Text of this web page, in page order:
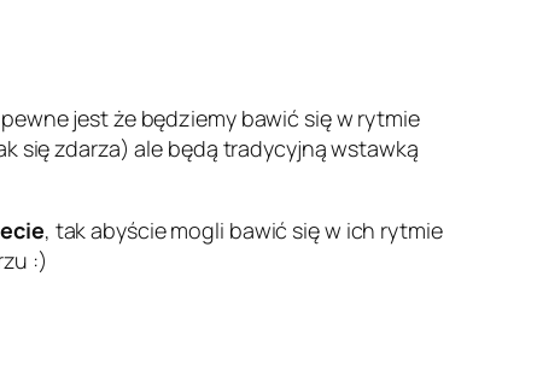
jest że będziemy bawić się w rytmie
się zdarza) ale będą tradycyjną wstawką
, tak abyście mogli bawić się w ich rytmie
:)